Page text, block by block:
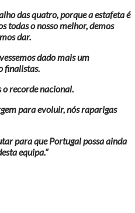
das quatro, porque a estafeta é
todas o nosso melhor, demos
dar.
dado mais um
finalistas.
recorde nacional.
para evoluir, nós raparigas
para que Portugal possa ainda
equipa.”